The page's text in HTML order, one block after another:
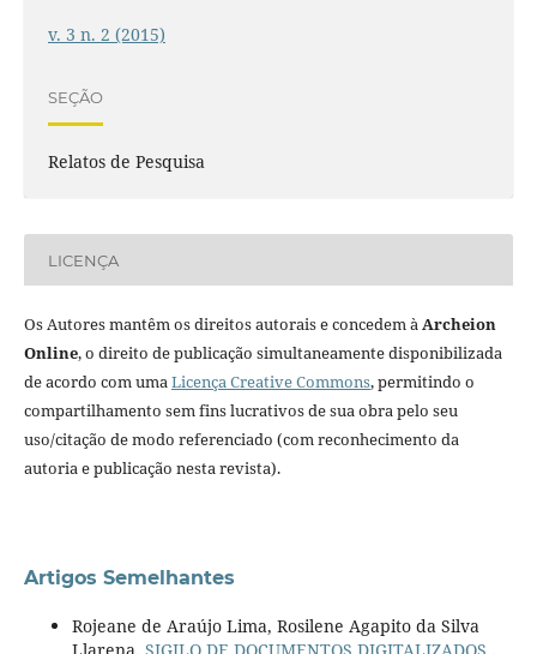
v. 3 n. 2 (2015)
SEÇÃO
Relatos de Pesquisa
LICENÇA
Os Autores mantêm os direitos autorais e concedem àArcheion
Online, o direito de publicação simultaneamente disponibilizada
de acordo com umaLicença Creative Commons, permitindo o
compartilhamento sem fins lucrativos de sua obra pelo seu
uso/citação de modo referenciado (com reconhecimento da
autoria e publicação nesta revista).
Artigos Semelhantes
Rojeane de Araújo Lima, Rosilene Agapito da Silva